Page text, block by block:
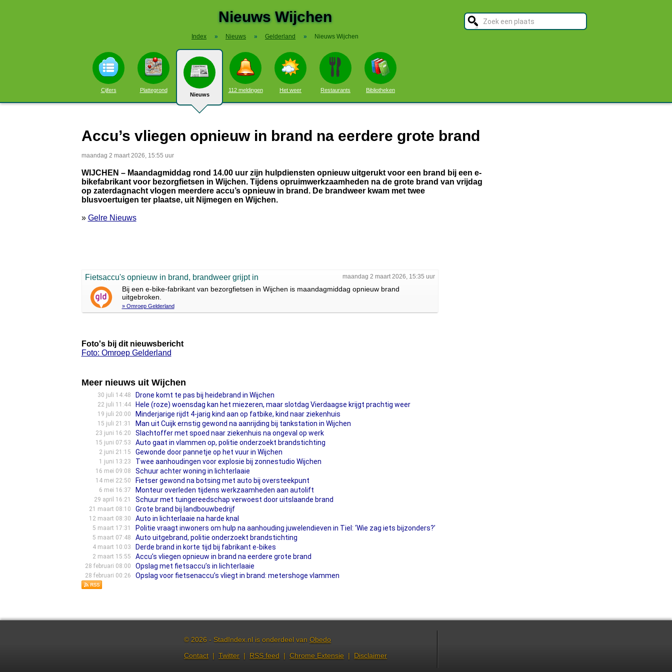
Nieuws Wijchen
Index » Nieuws » Gelderland » Nieuws Wijchen
Cijfers Plattegrond
Nieuws
112 meldingen Het weer Restaurants Bibliotheken
Accu’s vliegen opnieuw in brand na eerdere grote brand
maandag 2 maart 2026, 15:55 uur
WIJCHEN – Maandagmiddag rond 14.00 uur zijn hulpdiensten opnieuw uitgerukt voor een brand bij een e-
bikefabrikant voor bezorgfietsen in Wijchen. Tijdens opruimwerkzaamheden na de grote brand van vrijdag
op zaterdagnacht vlogen meerdere accu’s opnieuw in brand. De brandweer kwam met twee
blusvoertuigen ter plaatse, uit Nijmegen en Wijchen.
» Gelre Nieuws
maandag 2 maart 2026, 15:35 uur
Fietsaccu's opnieuw in brand, brandweer grijpt in
Bij een e-bike-fabrikant van bezorgfietsen in Wijchen is maandagmiddag opnieuw brand
uitgebroken.
» Omroep Gelderland
Foto's bij dit nieuwsbericht
Foto: Omroep Gelderland
Meer nieuws uit Wijchen
30 juli 14:48 Drone komt te pas bij heidebrand in Wijchen
22 juli 11:44 Hele (roze) woensdag kan het miezeren, maar slotdag Vierdaagse krijgt prachtig weer
19 juli 20:00 Minderjarige rijdt 4-jarig kind aan op fatbike, kind naar ziekenhuis
15 juli 21:31 Man uit Cuijk ernstig gewond na aanrijding bij tankstation in Wijchen
23 juni 16:20 Slachtoffer met spoed naar ziekenhuis na ongeval op werk
15 juni 07:53 Auto gaat in vlammen op, politie onderzoekt brandstichting
2 juni 21:15 Gewonde door pannetje op het vuur in Wijchen
1 juni 13:23 Twee aanhoudingen voor explosie bij zonnestudio Wijchen
16 mei 09:08 Schuur achter woning in lichterlaaie
14 mei 22:50 Fietser gewond na botsing met auto bij oversteekpunt
6 mei 16:37 Monteur overleden tijdens werkzaamheden aan autolift
29 april 16:21 Schuur met tuingereedschap verwoest door uitslaande brand
21 maart 08:10 Grote brand bij landbouwbedrijf
12 maart 08:30 Auto in lichterlaaie na harde knal
5 maart 17:31 Politie vraagt inwoners om hulp na aanhouding juwelendieven in Tiel: ‘Wie zag iets bijzonders?’
5 maart 07:48 Auto uitgebrand, politie onderzoekt brandstichting
4 maart 10:03 Derde brand in korte tijd bij fabrikant e-bikes
2 maart 15:55 Accu’s vliegen opnieuw in brand na eerdere grote brand
28 februari 08:00 Opslag met fietsaccu’s in lichterlaaie
28 februari 00:26 Opslag voor fietsenaccu’s vliegt in brand: metershoge vlammen
© 2026 - StadIndex.nl is onderdeel van Obedo
Contact | Twitter | RSS feed | Chrome Extensie | Disclaimer